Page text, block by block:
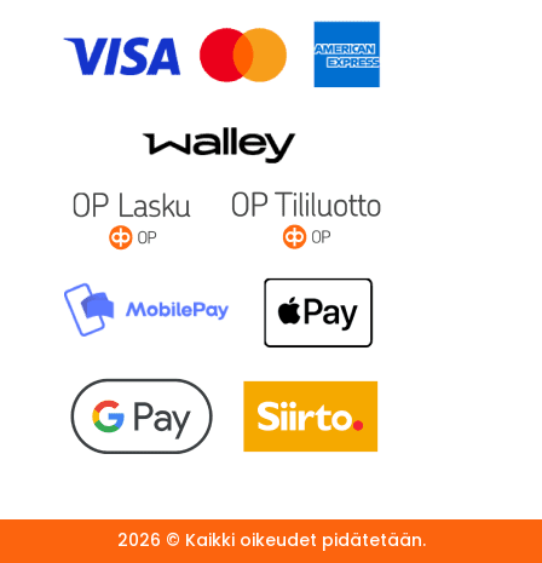
2026 © Kaikki oikeudet pidätetään.